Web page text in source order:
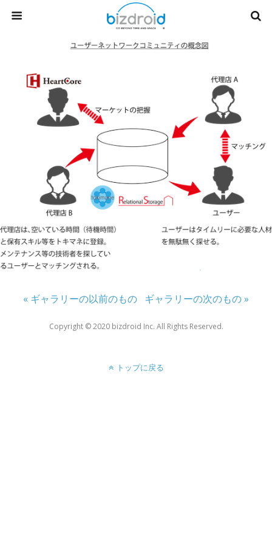
« ギャラリーの以前のもの ギャラリーの次のもの »
Copyright ©︎ 2020 bizdroid Inc. All Rights Reserved.
トップに戻る